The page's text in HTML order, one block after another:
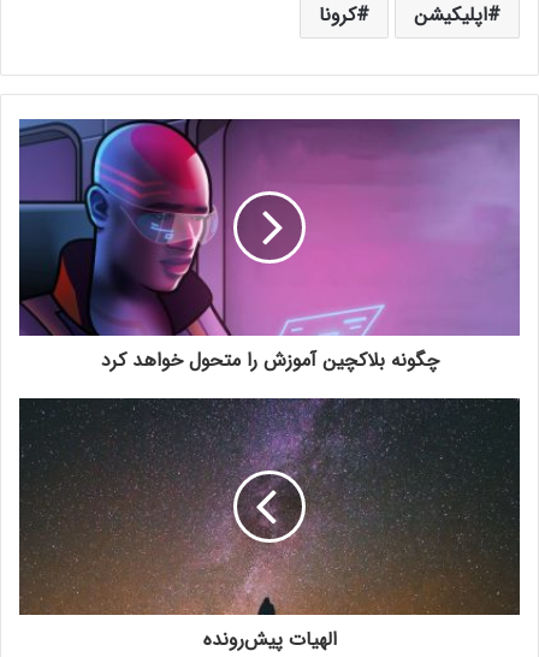
اپلیکیشن کرونا
چگونه بلاکچین آموزش را متحول خواهد کرد
الهیات پیش‌رونده